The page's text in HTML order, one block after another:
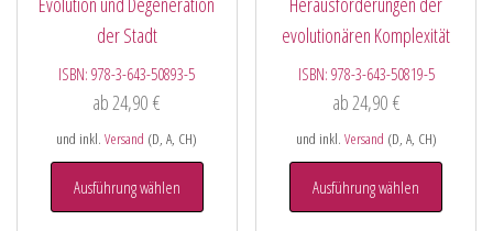
der Stadt
ISBN:978-3-643-50893-5
ab 24,90€
und inkl.Versand (D, A, CH)
Ausführung wählen
evolutionären Komplexität
ISBN: 978-3-643-50819-5
ab 24,90 €
und inkl. Versand (D, A, CH)
Ausführung wählen